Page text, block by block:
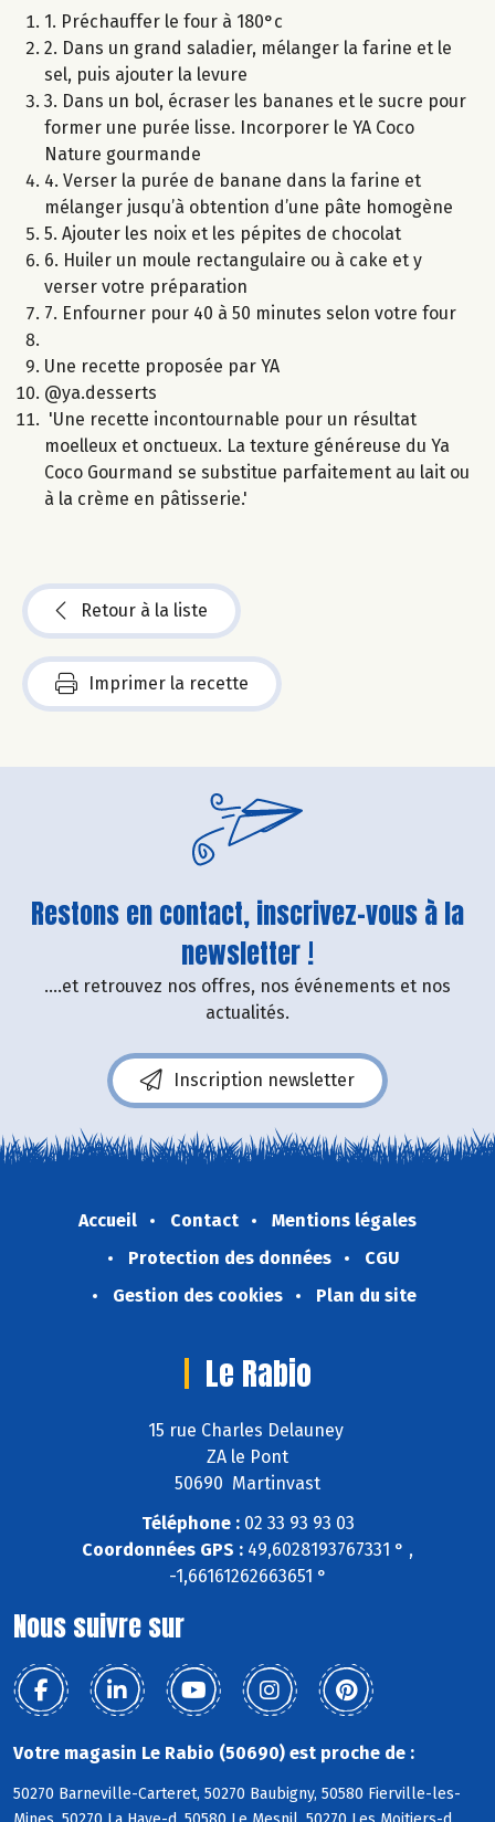
1. Préchauffer le four à 180°c
2. Dans un grand saladier, mélanger la farine et le
sel, puis ajouter la levure
3. Dans un bol, écraser les bananes et le sucre pour
former une purée lisse. Incorporer le YA Coco
Nature gourmande
4. Verser la purée de banane dans la farine et
mélanger jusqu’à obtention d’une pâte homogène
5. Ajouter les noix et les pépites de chocolat
6. Huiler un moule rectangulaire ou à cake et y
verser votre préparation
7. Enfourner pour 40 à 50 minutes selon votre four
Une recette proposée par YA
@ya.desserts
'Une recette incontournable pour un résultat
moelleux et onctueux. La texture généreuse du Ya
Coco Gourmand se substitue parfaitement au lait ou
à la crème en pâtisserie.'
Retour à la liste
Imprimer la recette
Restons en contact, inscrivez-vous à la
newsletter !
....et retrouvez nos offres, nos événements et nos
actualités.
Inscription newsletter
Accueil Contact
Mentions légales
Protection des données
CGU
Gestion des cookies
Plan du site
Le Rabio
15 rue Charles Delauney
ZA le Pont
50690 Martinvast
Téléphone :02 33 93 93 03
Coordonnées GPS : 49,6028193767331 ° ,
-1,66161262663651 °
Nous suivre sur
Votre magasin Le Rabio (50690) est proche de :
50270 Barneville-Carteret, 50270 Baubigny, 50580 Fierville-les-